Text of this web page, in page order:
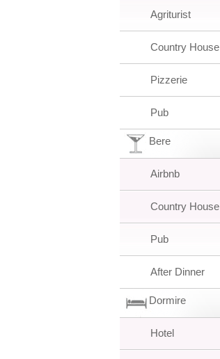
Agriturist
Country House
Pizzerie
Pub
Bere
Airbnb
Country House
Pub
After Dinner
Dormire
Hotel